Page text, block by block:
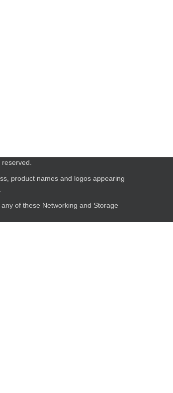
product names and logos appearing
of these Networking and Storage